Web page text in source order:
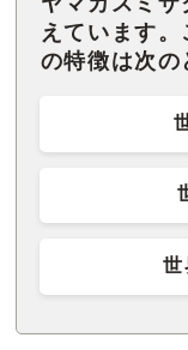
えています。
の特徴は次の
世